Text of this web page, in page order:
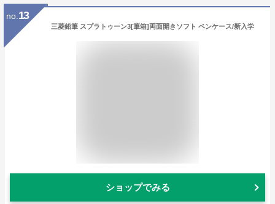
no. 13
三菱鉛筆 スプラトゥーン3[筆箱]両面開きソフト ペンケース/新入学
ショップでみる